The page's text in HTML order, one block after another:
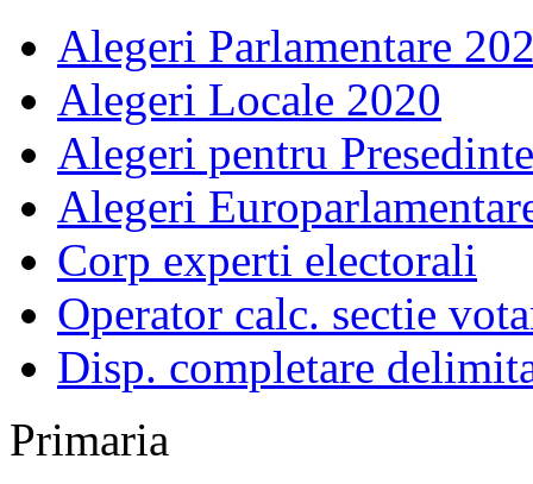
Alegeri Parlamentare
Alegeri Locale 2020
Alegeri pentru
Alegeri
Corp experti electorali
Operator calc. sectie
Disp. completare
Primaria